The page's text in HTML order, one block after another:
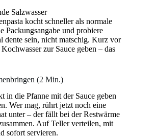
Salzwasser
kocht schneller als normale
Packungsangabe und probiere
dente sein, nicht matschig. Kurz vor
zur Sauce geben – das
(2 Min.)
in die Pfanne mit der Sauce geben
Wer mag, rührt jetzt noch eine
unter – der fällt bei der Restwärme
Auf Teller verteilen, mit
sofort servieren.